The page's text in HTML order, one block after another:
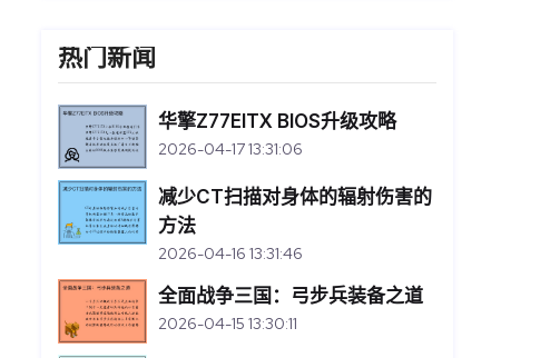
热门新闻
华擎Z77EITX BIOS升级攻略
2026-04-17 13:31:06
减少CT扫描对身体的辐射伤害的
方法
2026-04-16 13:31:46
全面战争三国：弓步兵装备之道
2026-04-15 13:30:11